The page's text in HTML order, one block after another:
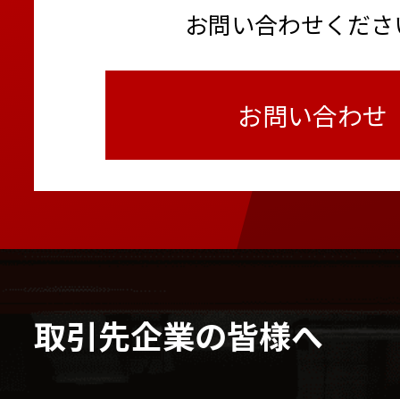
お問い合わせくだ
お問い合わせ
取引先企業の皆様へ